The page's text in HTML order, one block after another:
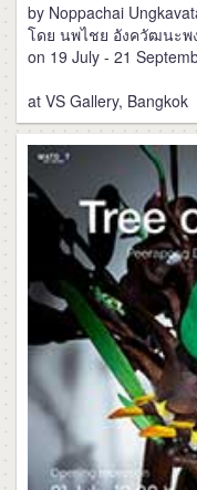
by Noppachai
โดย นพไชย อังควัฒนะพ
on 19 July - 21
at VS Gallery, Bangkok